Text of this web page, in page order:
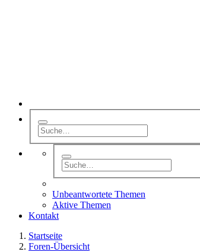
Unbeantwortete Themen
Aktive Themen
Kontakt
Startseite
Foren-Übersicht